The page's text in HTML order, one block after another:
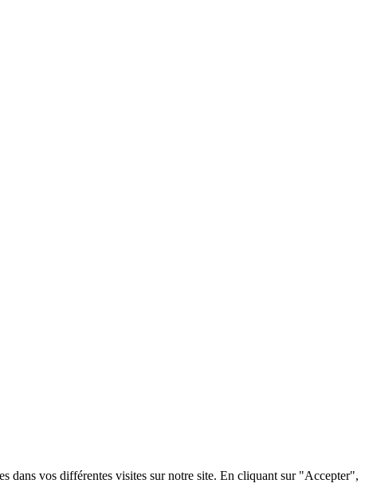
dans vos différentes visites sur notre site. En cliquant sur "Accepter",